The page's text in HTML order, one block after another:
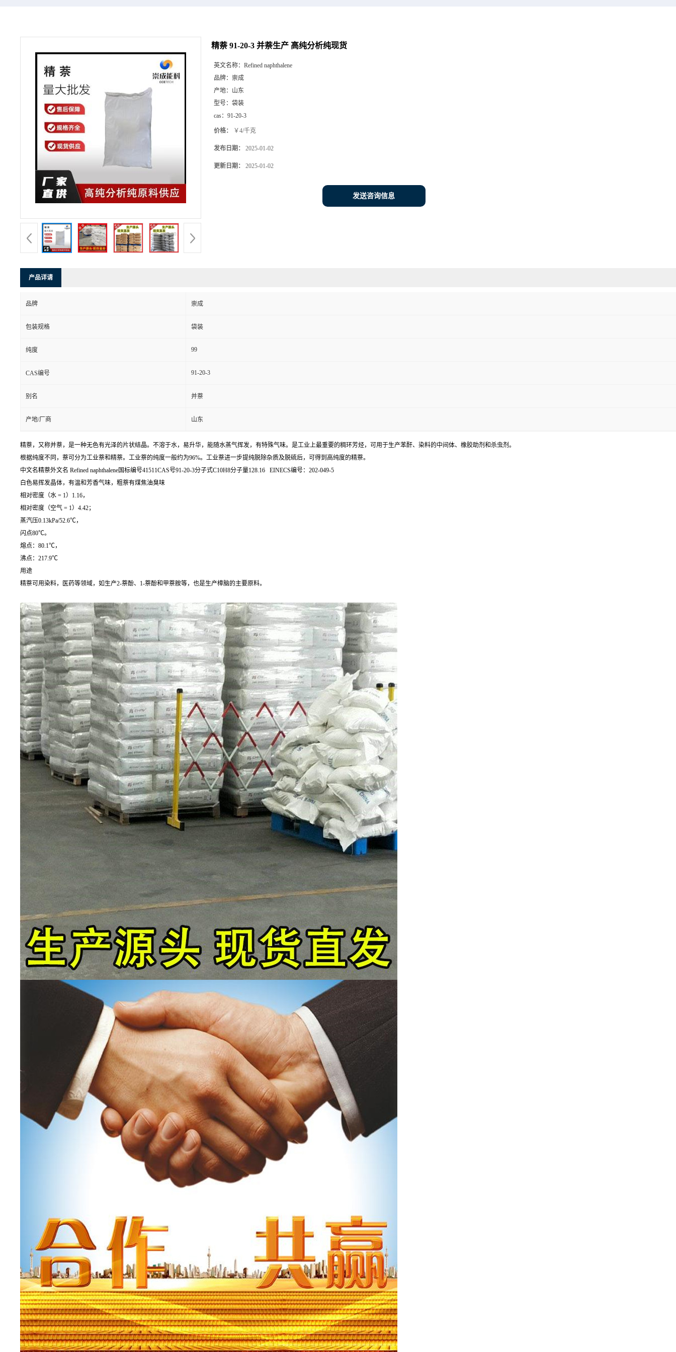
精萘 91-20-3 并萘生产 高纯分析纯现货
英文名称： Refined naphthalene
品牌： 崇成
产地： 山东
型号： 袋装
cas： 91-20-3
价格： ￥4/千克
发布日期： 2025-01-02
更新日期： 2025-01-02
发送咨询信息
产品详请
品牌 崇成
包装规格 袋装
纯度 99
CAS编号 91-20-3
别名 并萘
产地/厂商 山东
精萘，又称并萘，是一种无色有光泽的片状结晶。不溶于水，易升华，能随水蒸气挥发，有特殊气味。是工业上最重要的稠环芳烃，可用于生产苯酐、染料的中间体、橡胶助剂和杀虫剂。
根据纯度不同，萘可分为工业萘和精萘。工业萘的纯度一般约为96%。工业萘进一步提纯脱除杂质及脱硫后，可得到高纯度的精萘。
中文名精萘外文名 Refined naphthalene国标编号41511CAS号91-20-3分子式C10H8分子量128.16 EINECS编号：202-049-5
白色易挥发晶体，有温和芳香气味，粗萘有煤焦油臭味
相对密度（水 = 1）1.16，
相对密度（空气 = 1）4.42；
蒸汽压0.13kPa/52.6℃，
闪点80℃。
熔点：80.1℃，
沸点：217.9℃
用途
精萘可用染料，医药等领域，如生产2-萘酚、1-萘酚和甲萘胺等，也是生产樟脑的主要原料。